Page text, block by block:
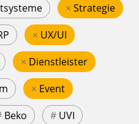
× Strategie
× UX/UI
× Dienstleister
× Event
Beko # UVI